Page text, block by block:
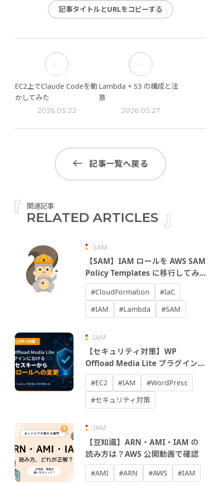
記事タイトルとURLをコピーする
EC2上でClaude Codeを動
かしてみた
2026.05.22
Lambda + S3 の構成と注
意
2026.05.27
記事一覧へ戻る
関連記事
RELATED ARTICLES
SAM
【SAM】IAM ロールを AWS SAM
Policy Templates に移行してみ
た
#CloudFormation
#IaC
#IAM
#Lambda #SAM
IAM
【セキュリティ対策】WP
Offload Media Lite プラグインに
おけるアクセスキーからIAMロー
ルへの変更
#EC2 #IAM
#WordPress
#セキュリティ対策
IAM
【豆知識】ARN・AMI・IAM の
読み方は？AWS 公開動画で確認
#AMI #ARN #AWS #IAM